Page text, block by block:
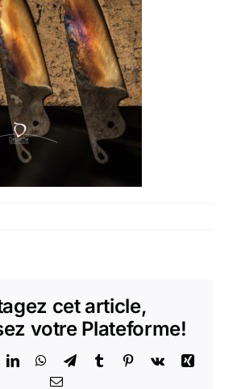
cet article,
votre Plateforme!
LinkedInWhatsApp
TelegramTumblr Pinterest
Vk
Xing
Email